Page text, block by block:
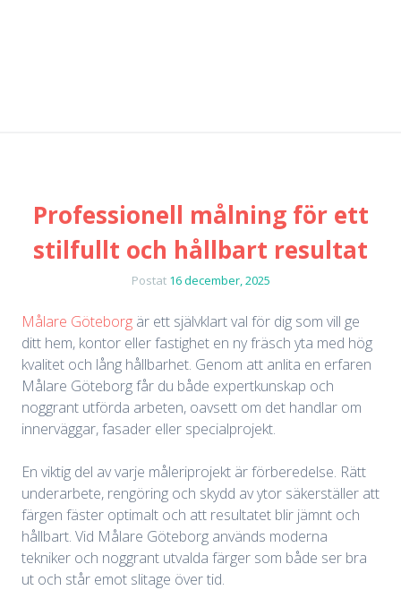
Professionell målning för ett
stilfullt och hållbart resultat
Postat 16 december, 2025
Målare Göteborg är ett självklart val för dig som vill ge
ditt hem, kontor eller fastighet en ny fräsch yta med hög
kvalitet och lång hållbarhet. Genom att anlita en erfaren
Målare Göteborg får du både expertkunskap och
noggrant utförda arbeten, oavsett om det handlar om
innerväggar, fasader eller specialprojekt.
En viktig del av varje måleriprojekt är förberedelse. Rätt
underarbete, rengöring och skydd av ytor säkerställer att
färgen fäster optimalt och att resultatet blir jämnt och
hållbart. Vid Målare Göteborg används moderna
tekniker och noggrant utvalda färger som både ser bra
ut och står emot slitage över tid.